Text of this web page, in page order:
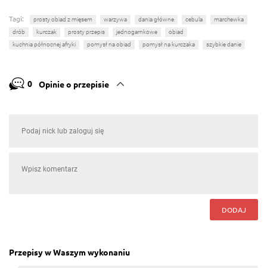
Tagi: prosty obiad z mięsem warzywa dania główne cebula
marchewka
drób
kurczak prosty przepis jednogarnkowe
obiad
kuchnia północnej afryki
pomysł na obiad pomysł na kurczaka szybkie danie
0 Opinie o przepisie
DODAJ
Przepisy w Waszym wykonaniu